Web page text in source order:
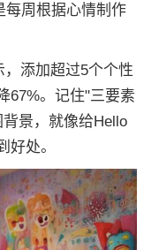
每周根据心情制作
添加超过5个个性
67%。记住"三要素
景，就像给Hello
好处。